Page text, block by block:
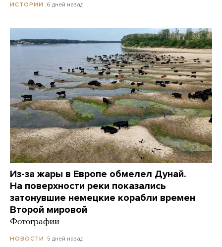
ИСТОРИИ 6 дней назад
Из-за жары в Европе обмелел Дунай.
На поверхности реки показались
затонувшие немецкие корабли времен
Второй мировой
Фотографии
НОВОСТИ 5 дней назад